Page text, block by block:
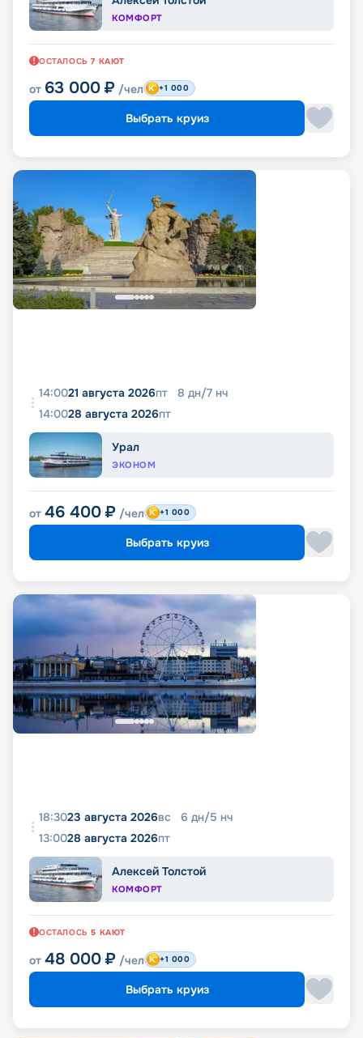
КОМФОРТ
ОСТАЛОСЬ 7 КАЮТ
от 63 000 ₽ /чел +1 000
Выбрать круиз
14:0021 августа 2026пт 8 дн/7 нч
14:0028 августа 2026пт
Урал
ЭКОНОМ
от 46 400 ₽ /чел +1 000
Выбрать круиз
18:3023 августа 2026вс 6 дн/5 нч
13:0028 августа 2026пт
Алексей Толстой
КОМФОРТ
ОСТАЛОСЬ 5 КАЮТ
от 48 000 ₽ /чел +1 000
Выбрать круиз